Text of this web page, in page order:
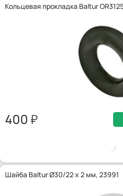
Кольцевая прокладка Baltur
400
Шайба Baltur Ø30/22 x 2 мм, 23991